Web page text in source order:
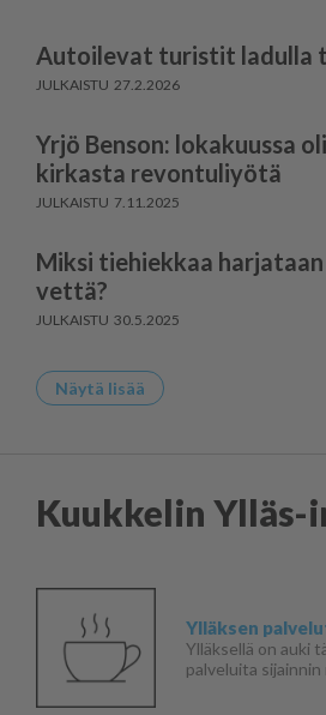
Autoilevat turistit ladulla
27.2.2026
Yrjö Benson: lokakuussa
kirkasta revontuliyötä
7.11.2025
Miksi tiehiekkaa harjataan
vettä?
30.5.2025
Näytä lisää
Kuukkelin Ylläs-
Ylläksen
Ylläksellä on auki
palveluita sijainnin